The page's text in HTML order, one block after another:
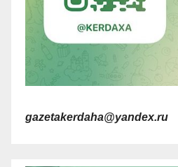
gazetakerdaha@yandex.ru